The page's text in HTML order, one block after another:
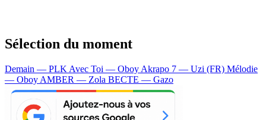
Sélection du moment
Demain — PLK Avec Toi — Oboy Akrapo 7 — Uzi (FR) Mélodie
— Oboy AMBER — Zola BECTE — Gazo